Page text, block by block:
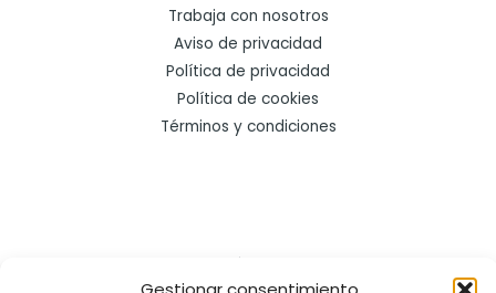
Trabaja con nosotros
Aviso de privacidad
Política de privacidad
Política de cookies
Términos y condiciones
Contáctanos